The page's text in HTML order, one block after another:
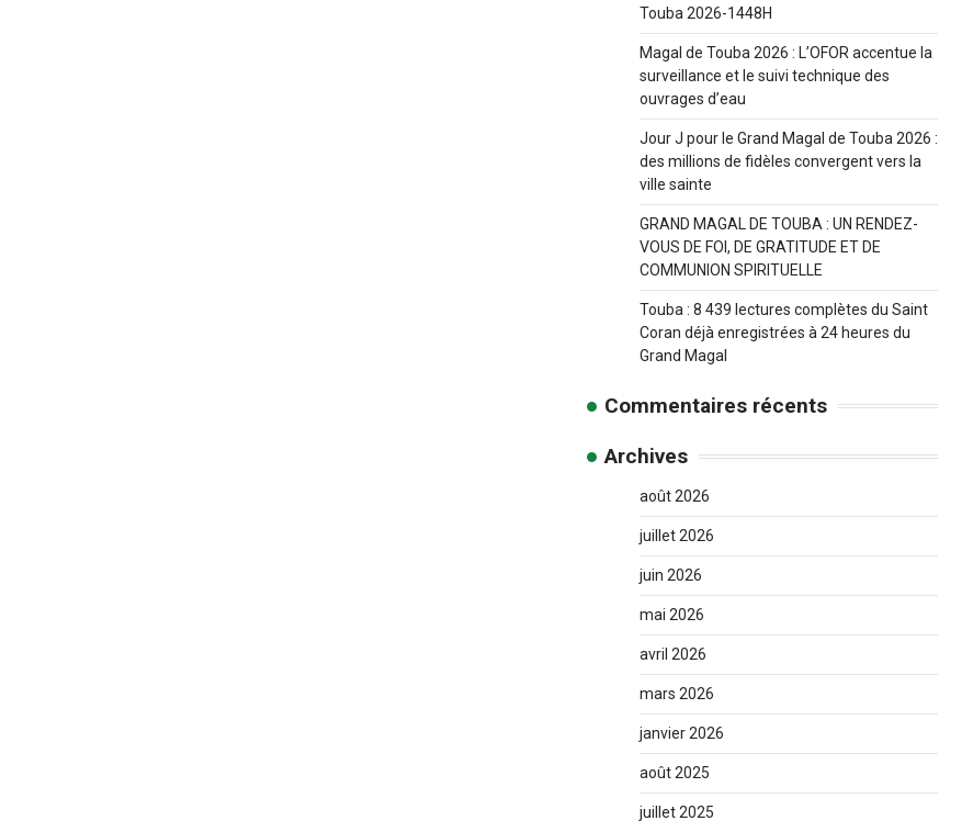
Touba 2026-1448H
Magal de Touba 2026 : L’OFOR accentue la
surveillance et le suivi technique des
ouvrages d’eau
Jour J pour le Grand Magal de Touba 2026 :
des millions de fidèles convergent vers la
ville sainte
GRAND MAGAL DE TOUBA : UN RENDEZ-
VOUS DE FOI, DE GRATITUDE ET DE
COMMUNION SPIRITUELLE
Touba : 8 439 lectures complètes du Saint
Coran déjà enregistrées à 24 heures du
Grand Magal
Commentaires récents
Archives
août 2026
juillet 2026
juin 2026
mai 2026
avril 2026
mars 2026
janvier 2026
août 2025
juillet 2025